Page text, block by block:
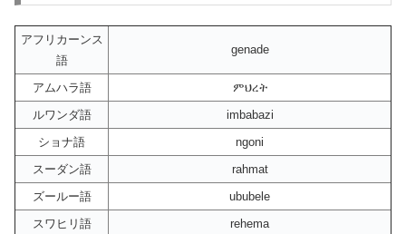
アフリカーンス
語
genade
アムハラ語
ምህረት
ルワンダ語
imbabazi
ショナ語
ngoni
スーダン語
rahmat
ズールー語
ububele
スワヒリ語
rehema